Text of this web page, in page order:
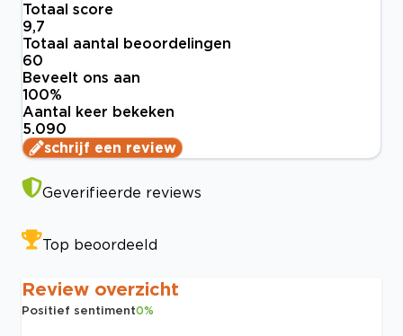
Totaal score
9,7
Totaal aantal beoordelingen
60
Beveelt ons aan
100%
Aantal keer bekeken
5.090
schrijf een review
Geverifieerde reviews
Top beoordeeld
Review overzicht
Positief sentiment0%